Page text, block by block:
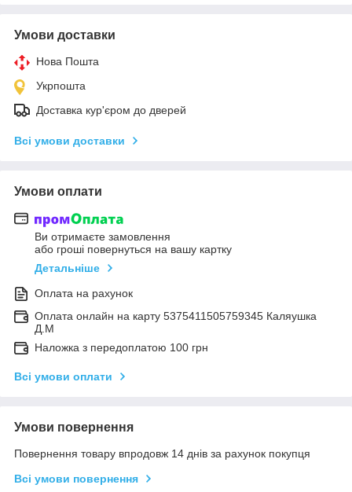
Умови доставки
Нова Пошта
Укрпошта
Доставка кур'єром до дверей
Всі умови доставки
Умови оплати
Ви отримаєте замовлення
або гроші повернуться на вашу картку
Детальніше
Оплата на рахунок
Оплата онлайн на карту 5375411505759345 Каляушка
Д.М
Наложка з передоплатою 100 грн
Всі умови оплати
Умови повернення
Повернення товару впродовж 14 днів за рахунок покупця
Всі умови повернення